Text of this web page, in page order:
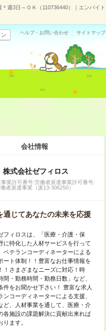
週3日～ＯＫ（110736440）｜エンバイト
ン ヘルプ・お問い合わせ サイトマップ
会社情報
株式会社ゼフィロス
業許可番号:労働者派遣事業許可番号:
者派遣事業（派13-306250）
通じてあなたの未来を応援
フィロスは、「医療・介護・保
に特化した人材サービスを行って
ベテランコーディネーターによる
ート体制！！豊富なお仕事情報を
！さまざまなニーズに対応！時
間・勤務時間・勤務日数」など、
件をお聞かせ下さい！ 豊富な求人
ンコーディネーターによる支援、
ど、人材事業を通して、医療・介
各施設の課題解決に貢献出来れば
ります。